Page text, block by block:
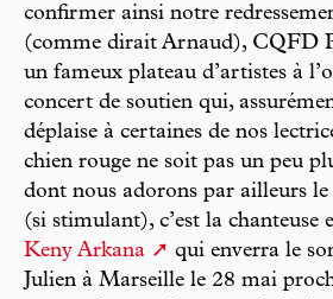
confirmer ainsi notre
(comme dirait Arnaud), CQFD
un fameux plateau d’artistes à
concert de soutien qui,
déplaise à certaines de nos
chien rouge ne soit pas un peu
dont nous adorons par ailleurs
(si stimulant), c’est la chanteuse
Keny Arkana
qui enverra le
Julien à Marseille le 28 mai